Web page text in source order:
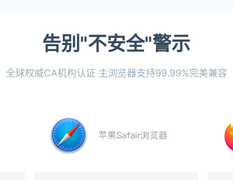
告别"不安全"警示
全球权威CA机构认证 主浏览器支持99.99%完美兼容